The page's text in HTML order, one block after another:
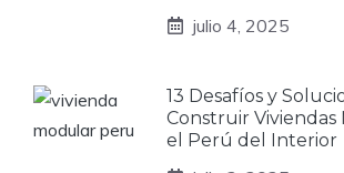
julio 4, 2025
13 Desafíos y
Construir Viviendas
el Perú del Interior